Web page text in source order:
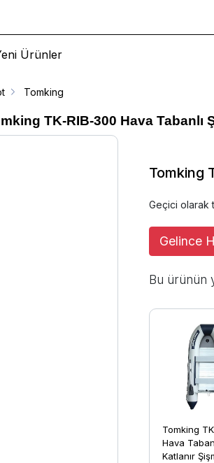
Ürünler
TK-RIB-300 Hava Tabanlı
Tomking
Tomking
Geçici olarak
Gelince
Bu ürünün
Tomking
Hava
Katlanır